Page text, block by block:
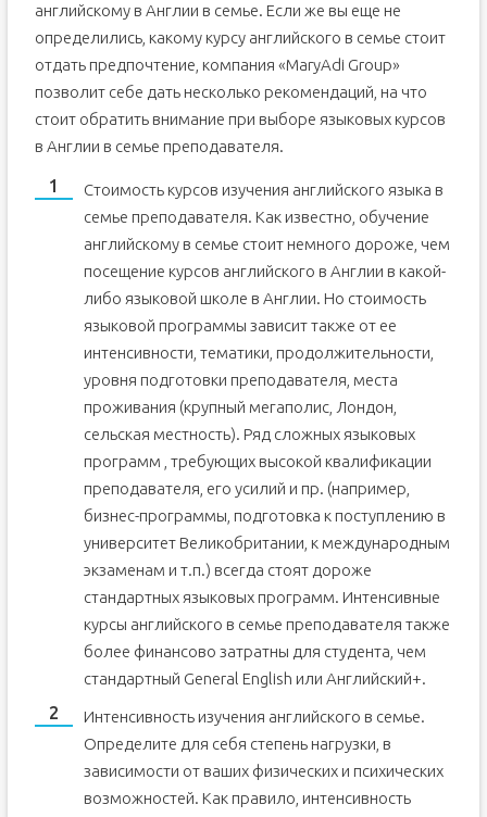
английскому в Англии в семье. Если же вы еще не
определились, какому курсу английского в семье стоит
отдать предпочтение, компания «MaryAdi Group»
позволит себе дать несколько рекомендаций, на что
стоит обратить внимание при выборе языковых курсов
в Англии в семье преподавателя.
Стоимость курсов изучения английского языка в
семье преподавателя. Как известно, обучение
английскому в семье стоит немного дороже, чем
посещение курсов английского в Англии в какой-
либо языковой школе в Англии. Но стоимость
языковой программы зависит также от ее
интенсивности, тематики, продолжительности,
уровня подготовки преподавателя, места
проживания (крупный мегаполис, Лондон,
сельская местность). Ряд сложных языковых
программ , требующих высокой квалификации
преподавателя, его усилий и пр. (например,
бизнес-программы, подготовка к поступлению в
университет Великобритании, к международным
экзаменам и т.п.) всегда стоят дороже
стандартных языковых программ. Интенсивные
курсы английского в семье преподавателя также
более финансово затратны для студента, чем
стандартный General English или Английский+.
Интенсивность изучения английского в семье.
Определите для себя степень нагрузки, в
зависимости от ваших физических и психических
возможностей. Как правило, интенсивность